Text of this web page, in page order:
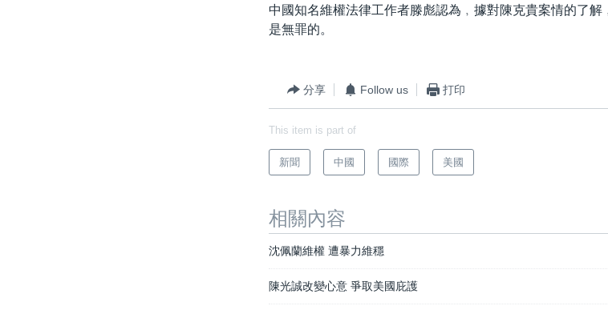
中國知名維權法律工作者滕彪認為﹐據對陳克貴案情的了
是無罪的。
分享 Follow us 打印
This item is part of
新聞 中國 國際 美國
相關內容
沈佩蘭維權 遭暴力維穩
陳光誠改變心意 爭取美國庇護